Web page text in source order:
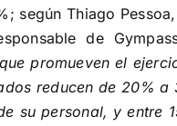
según Thiago
de
promueven el
reducen de 20%
su personal, y entre